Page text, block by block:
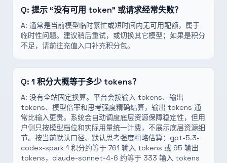
Q: 提示 “没有可用 token” 或请求经常失败？
A: 通常是当前模型临时繁忙或短时间内无可用配额，属于
临时性问题。建议稍后重试，或切换其它模型；如果是积分
不足，请前往充值入口补充积分包。
Q: 1 积分大概等于多少 tokens？
A: 没有全站固定换算。平台会按输入 tokens、输出
tokens、模型倍率和思考强度精确结算，输出 tokens 通
常比输入更贵。系统会自动调度底层资源保障稳定性，但用
户侧只按模型档位和实际用量统一计费，不展示底层资源细
节。按当前默认口径、默认思考强度粗略估算：gpt-5.3-
codex-spark 1 积分约等于 761 输入 tokens 或 95 输出
tokens，claude-sonnet-4-6 约等于 333 输入 tokens